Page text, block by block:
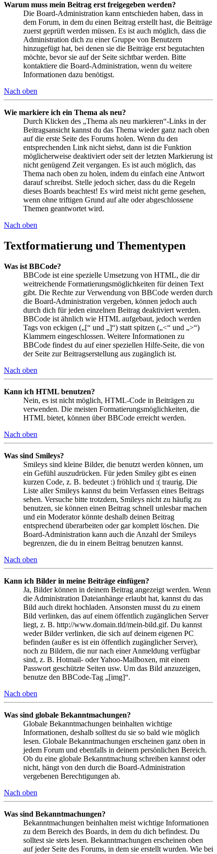
Warum muss mein Beitrag erst freigegeben werden?
Die Board-Administration kann entschieden haben, dass in
dem Forum, in dem du einen Beitrag erstellt hast, die Beiträge
zuerst geprüft werden müssen. Es ist auch möglich, dass die
Administration dich zu einer Gruppe von Benutzern
hinzugefügt hat, bei denen sie die Beiträge erst begutachten
möchte, bevor sie auf der Seite sichtbar werden. Bitte
kontaktiere die Board-Administration, wenn du weitere
Informationen dazu benötigst.
Nach oben
Wie markiere ich ein Thema als neu?
Durch Klicken des „Thema als neu markieren“-Links in der
Beitragsansicht kannst du das Thema wieder ganz nach oben
auf die erste Seite des Forums holen. Wenn du den
entsprechenden Link nicht siehst, dann ist die Funktion
möglicherweise deaktiviert oder seit der letzten Markierung ist
nicht genügend Zeit vergangen. Es ist auch möglich, das
Thema nach oben zu holen, indem du einfach eine Antwort
darauf schreibst. Stelle jedoch sicher, dass du die Regeln
dieses Boards beachtest! Es wird meist nicht gerne gesehen,
wenn ohne triftigen Grund auf alte oder abgeschlossene
Themen geantwortet wird.
Nach oben
Textformatierung und Thementypen
Was ist BBCode?
BBCode ist eine spezielle Umsetzung von HTML, die dir
weitreichende Formatierungsmöglichkeiten für deinen Text
gibt. Die Rechte zur Verwendung von BBCode werden durch
die Board-Administration vergeben, können jedoch auch
durch dich für jeden einzelnen Beitrag deaktiviert werden.
BBCode ist ähnlich wie HTML aufgebaut, jedoch werden
Tags von eckigen („[“ und „]“) statt spitzen („<“ und „>“)
Klammern eingeschlossen. Weitere Informationen zu
BBCode findest du auf einer speziellen Hilfe-Seite, die von
der Seite zur Beitragserstellung aus zugänglich ist.
Nach oben
Kann ich HTML benutzen?
Nein, es ist nicht möglich, HTML-Code in Beiträgen zu
verwenden. Die meisten Formatierungsmöglichkeiten, die
HTML bietet, können über BBCode erreicht werden.
Nach oben
Was sind Smileys?
Smileys sind kleine Bilder, die benutzt werden können, um
ein Gefühl auszudrücken. Für jeden Smiley gibt es einen
kurzen Code, z. B. bedeutet :) fröhlich und :( traurig. Die
Liste aller Smileys kannst du beim Verfassen eines Beitrags
sehen. Versuche bitte trotzdem, Smileys nicht zu häufig zu
benutzen, sie können einen Beitrag schnell unlesbar machen
und ein Moderator könnte deshalb deinen Beitrag
entsprechend überarbeiten oder gar komplett löschen. Die
Board-Administration kann auch die Anzahl der Smileys
begrenzen, die du in einem Beitrag benutzen kannst.
Nach oben
Kann ich Bilder in meine Beiträge einfügen?
Ja, Bilder können in deinem Beitrag angezeigt werden. Wenn
die Administration Dateianhänge erlaubt hat, kannst du das
Bild auch direkt hochladen. Ansonsten musst du zu einem
Bild verlinken, das auf einem öffentlich zugänglichen Server
liegt, z. B. http://www.domain.tld/mein-bild.gif. Du kannst
weder Bilder verlinken, die sich auf deinem eigenen PC
befinden (außer es ist ein öffentlich zugänglicher Server),
noch zu Bildern, die nur nach einer Anmeldung verfügbar
sind, z. B. Hotmail- oder Yahoo-Mailboxen, mit einem
Passwort geschützte Seiten usw. Um das Bild anzuzeigen,
benutze den BBCode-Tag „[img]“.
Nach oben
Was sind globale Bekanntmachungen?
Globale Bekanntmachungen beinhalten wichtige
Informationen, deshalb solltest du sie so bald wie möglich
lesen. Globale Bekanntmachungen erscheinen ganz oben in
jedem Forum und ebenfalls in deinem persönlichen Bereich.
Ob du eine globale Bekanntmachung schreiben kannst oder
nicht, hängt von den durch die Board-Administration
vergebenen Berechtigungen ab.
Nach oben
Was sind Bekanntmachungen?
Bekanntmachungen beinhalten meist wichtige Informationen
zu dem Bereich des Boards, in dem du dich befindest. Du
solltest sie stets lesen. Bekanntmachungen erscheinen oben
auf jeder Seite des Forums, in dem sie erstellt wurden. Wie bei